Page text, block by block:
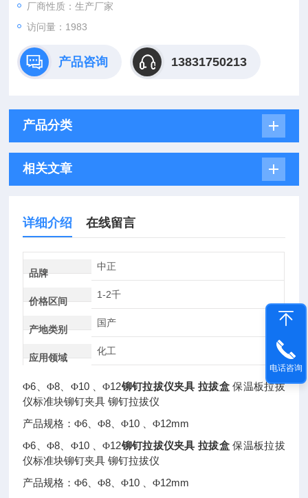
厂商性质：生产厂家
访问量：1983
产品咨询 13831750213
产品分类
相关文章
详细介绍 在线留言
品牌
中正
价格区间
1-2千
产地类别
国产
应用领域
化工
Φ6 、Φ8 、Φ10 、Φ12铆钉拉拔仪夹具 拉拔盒 保温板拉拔
仪标准块铆钉夹具 铆钉拉拔仪
产品规格：Φ6 、Φ8 、Φ10 、Φ12mm
Φ6 、Φ8 、Φ10 、Φ12铆钉拉拔仪夹具 拉拔盒 保温板拉拔
仪标准块铆钉夹具 铆钉拉拔仪
产品规格：Φ6 、Φ8 、Φ10 、Φ12mm
电话咨询